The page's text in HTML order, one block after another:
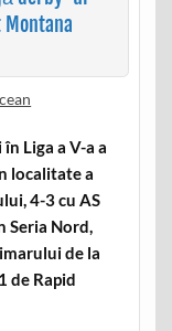
Liga a V-a a
localitate a
4-3 cu AS
Seria Nord,
de la
de Rapid